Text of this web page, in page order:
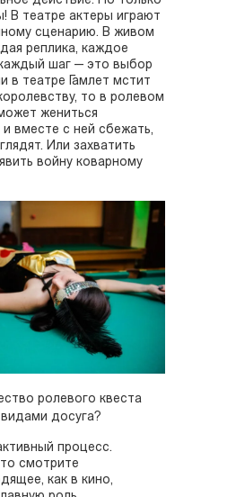
В театре актеры играют
сценарию. В живом
реплика, каждое
шаг — это выбор
в театре Гамлет мстит
то в ролевом
жениться
вместе с ней сбежать,
Или захватить
войну коварному
ролевого квеста
досуга?
процесс.
смотрите
как в кино,